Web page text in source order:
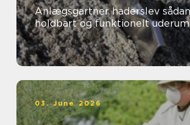
Anlægsgartner haderslev sådan får du et
holdbart og funktionelt uderum
03. June 2026